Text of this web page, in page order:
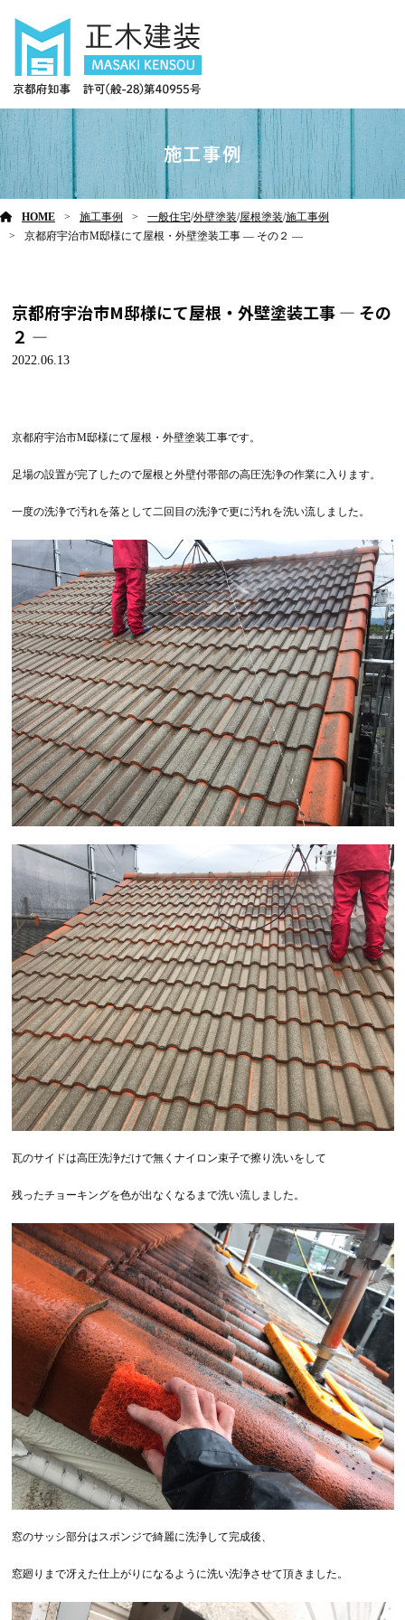
施工事例
HOME 施工事例 一般住宅/外壁塗装/屋根塗装/施工事例
京都府宇治市M邸様にて屋根・外壁塗装工事 ― その２ ―
京都府宇治市M邸様にて屋根・外壁塗装工事 ― その
２ ―
2022.06.13
京都府宇治市M邸様にて屋根・外壁塗装工事です。
足場の設置が完了したので屋根と外壁付帯部の高圧洗浄の作業に入ります。
一度の洗浄で汚れを落として二回目の洗浄で更に汚れを洗い流しました。
瓦のサイドは高圧洗浄だけで無くナイロン束子で擦り洗いをして
残ったチョーキングを色が出なくなるまで洗い流しました。
窓のサッシ部分はスポンジで綺麗に洗浄して完成後、
窓廻りまで冴えた仕上がりになるように洗い洗浄させて頂きました。